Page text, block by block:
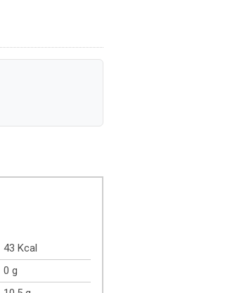
43 Kcal
0 g